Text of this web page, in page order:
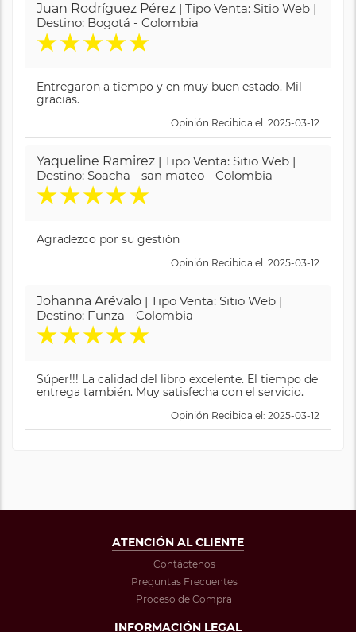
Juan Rodríguez Pérez | Tipo Venta: Sitio Web |
Destino: Bogotá - Colombia
★★★★★
Entregaron a tiempo y en muy buen estado. Mil
gracias.
Opinión Recibida el: 2025-03-12
Yaqueline Ramirez | Tipo Venta: Sitio Web |
Destino: Soacha - san mateo - Colombia
★★★★★
Agradezco por su gestión
Opinión Recibida el: 2025-03-12
Johanna Arévalo | Tipo Venta: Sitio Web |
Destino: Funza - Colombia
★★★★★
Súper!!! La calidad del libro excelente. El tiempo de
entrega también. Muy satisfecha con el servicio.
Opinión Recibida el: 2025-03-12
ATENCIÓN AL CLIENTE
Contáctenos
Preguntas Frecuentes
Proceso de Compra
INFORMACIÓN LEGAL